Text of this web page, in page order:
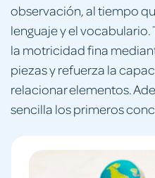
observación, al tiempo
lenguaje y el
la motricidad fina
piezas y refuerza la
relacionar elementos.
sencilla los primeros